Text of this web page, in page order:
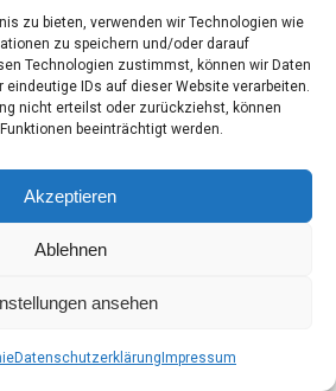
zu bieten, verwenden wir Technologien wie
zu speichern und/oder darauf
Technologien zustimmst, können wir Daten
eindeutige IDs auf dieser Website verarbeiten.
nicht erteilst oder zurückziehst, können
beeinträchtigt werden.
Akzeptieren
Ablehnen
ansehen
Datenschutzerklärung Impressum
bis hin zu…
© iT-Stuff.at
Footer